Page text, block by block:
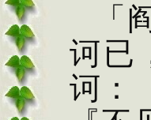
「
诃已
诃：